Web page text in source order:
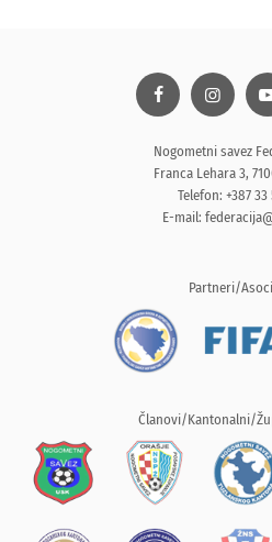
Nogometni savez
Franca Lehara 3,
Telefon: +387 33
E-mail:
Partneri/
Članovi/Kantonalni/